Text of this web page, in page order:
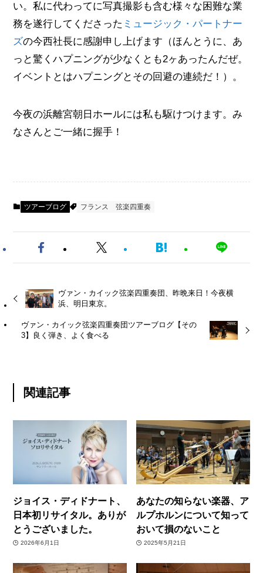
い。私に代わってに写真撮影も含む様々な困難な業
務を遂行してくださった ミュージック・パートナー
ズの今西社長に感謝申し上げます（ほんとうに、あ
っと驚くハプニングが少なくとも2ヶあったんだぜ。
イベントとはハプニングとその回避の連続だ！）。
今夜の浜離宮朝日ホールには私も駆けつけます。み
なさんとご一緒に握手！
ツアーブログ フランス 弦楽四重奏
ヴァン・カイック弦楽四重奏団、昨晩来日！今夜横
浜、明日東京。
ヴァン・カイック弦楽四重奏団ツアーブログ【その
3】良く弾き、よく食べる
関連記事
ジョイス・ディドナート、
日本初リサイタル。ありが
とうございました。
2026年6月1日
あなたの知らない楽器、ア
ルプホルンについて知って
おいて損のないこと
2025年5月21日